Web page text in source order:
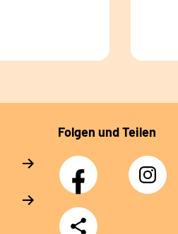
Folgen und Teilen
Facebook Instagram
Teilen